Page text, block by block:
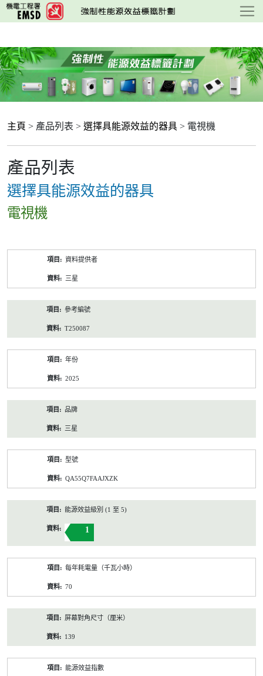
跳
至
要
內
容
主頁 > 產品列表 > 選擇具能源效益的器具 > 電視機
產品列表
選擇具能源效益的器具
電視機
資料提供者
三星
參考編號
T250087
年份
2025
品牌
三星
型號
QA55Q7FAAJXZK
能源效益級別 (1 至 5)
1
每年耗電量（千瓦小時）
70
屏幕對角尺寸（厘米）
139
能源效益指數